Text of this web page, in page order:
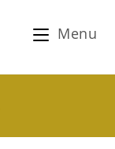
Menu